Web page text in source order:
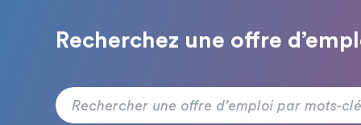
Recherchez une offre